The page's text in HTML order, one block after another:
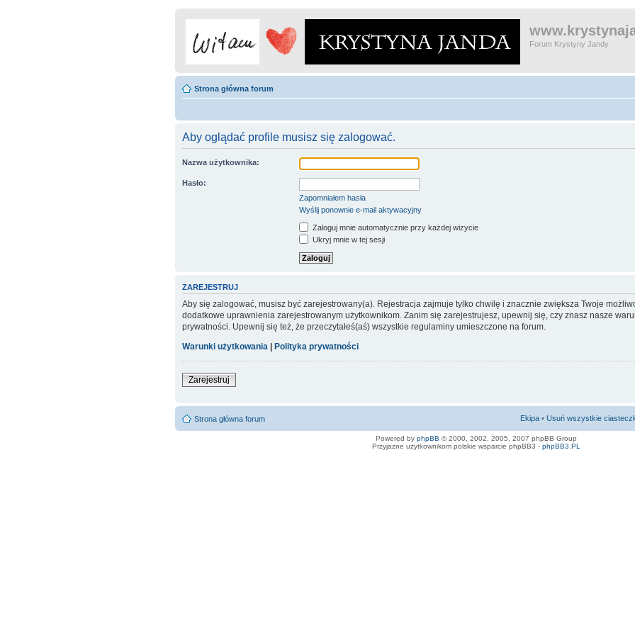
Forum Krystyny Jandy
Strona główna forum
Aby oglądać profile musisz się zalogować.
Nazwa użytkownika:
Hasło:
Zapomniałem hasła
Wyślij ponownie e-mail aktywacyjny
Zaloguj mnie automatycznie przy każdej wizycie
Ukryj mnie w tej sesji
ZAREJESTRUJ
Aby się zalogować, musisz być zarejestrowany(a). Rejestracja zajmuje tylko chwilę i znacznie zwiększa Twoje
dodatkowe uprawnienia zarejestrowanym użytkownikom. Zanim się zarejestrujesz, upewnij się, czy znasz nasze
prywatności. Upewnij się też, że przeczytałeś(aś) wszystkie regulaminy umieszczone na forum.
Warunki użytkowania | Polityka prywatności
Zarejestruj
Strona główna forum Ekipa • Usuń wszystkie
Powered by phpBB © 2000, 2002, 2005, 2007 phpBB Group
Przyjazne użytkownikom polskie wsparcie phpBB3 - phpBB3.PL